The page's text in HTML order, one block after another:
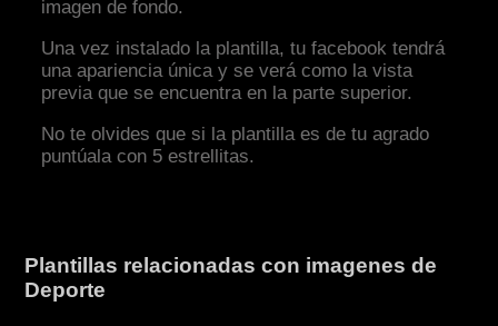
imagen de fondo.
Una vez instalado la plantilla, tu facebook tendrá
una apariencia única y se verá como la vista
previa que se encuentra en la parte superior.
No te olvides que si la plantilla es de tu agrado
puntúala con 5 estrellitas.
Plantillas relacionadas con imagenes de
Deporte